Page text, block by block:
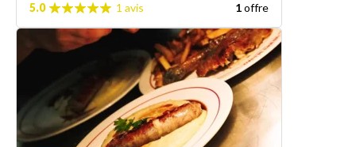
5.0 1 avis 1offre